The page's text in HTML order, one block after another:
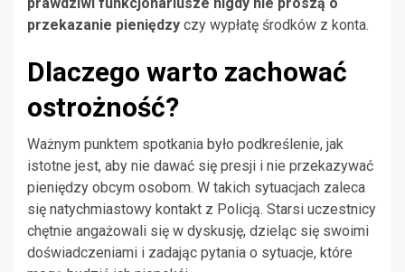
przekazanie pieniędzy czy wypłatę środków z konta.
Dlaczego warto zachować
ostrożność?
Ważnym punktem spotkania było podkreślenie, jak
istotne jest, aby nie dawać się presji i nie przekazywać
pieniędzy obcym osobom. W takich sytuacjach zaleca
się natychmiastowy kontakt z Policją. Starsi uczestnicy
chętnie angażowali się w dyskusję, dzieląc się swoimi
doświadczeniami i zadając pytania o sytuacje, które